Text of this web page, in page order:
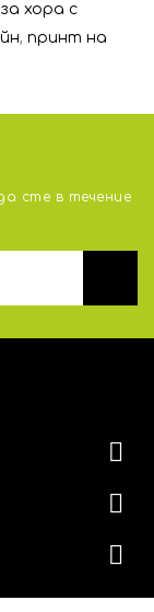
за хора с
, принт на
сте в течение